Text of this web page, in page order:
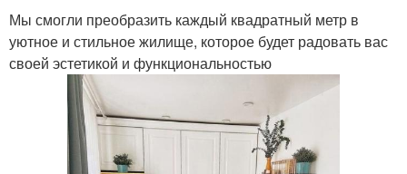
Мы смогли преобразить каждый квадратный метр в
уютное и стильное жилище, которое будет радовать вас
своей эстетикой и функциональностью